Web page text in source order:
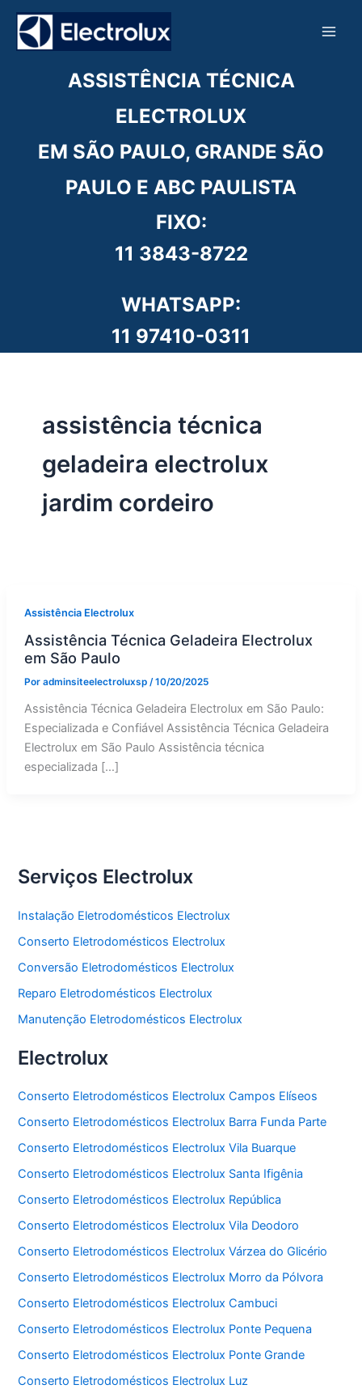
para
ASSISTÊNCIA TÉCNICA
ELECTROLUX
EM SÃO PAULO, GRANDE SÃO
PAULO E ABC PAULISTA
FIXO:
11 3843-8722
WHATSAPP:
11 97410-0311
assistência técnica
geladeira electrolux
jardim cordeiro
Assistência Electrolux
Assistência Técnica Geladeira Electrolux
em São Paulo
Por adminsiteelectroluxsp /10/20/2025
Assistência Técnica Geladeira Electrolux em São Paulo:
Especializada e Confiável Assistência Técnica Geladeira
Electrolux em São Paulo Assistência técnica
especializada […]
Serviços Electrolux
Instalação Eletrodomésticos Electrolux
Conserto Eletrodomésticos Electrolux
Conversão Eletrodomésticos Electrolux
Reparo Eletrodomésticos Electrolux
Manutenção Eletrodomésticos Electrolux
Electrolux
Conserto Eletrodomésticos Electrolux Campos Elíseos
Conserto Eletrodomésticos Electrolux Barra Funda Parte
Conserto Eletrodomésticos Electrolux Vila Buarque
Conserto Eletrodomésticos Electrolux Santa Ifigênia
Conserto Eletrodomésticos Electrolux República
Conserto Eletrodomésticos Electrolux Vila Deodoro
Conserto Eletrodomésticos Electrolux Várzea do Glicério
Conserto Eletrodomésticos Electrolux Morro da Pólvora
Conserto Eletrodomésticos Electrolux Cambuci
Conserto Eletrodomésticos Electrolux Ponte Pequena
Conserto Eletrodomésticos Electrolux Ponte Grande
Conserto Eletrodomésticos Electrolux Luz